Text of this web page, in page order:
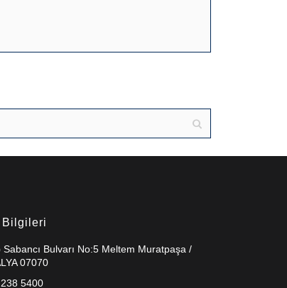
Bilgileri
Sabancı Bulvarı No:5 Meltem Muratpaşa /
07070
5400